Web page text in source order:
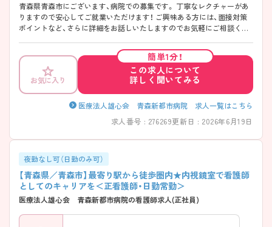
青森県青森市にございます、病院での募集です。 丁寧なレクチャーがあ
りますので安心してご就業いただけます！ ご興味ある方には、面接対策
ポイントなど、さらに詳細をお話しいたしますのでお気軽にご相談くだ
お気に入り
簡単1分！
この求人について
詳しく聞いてみる
医療法人雄心会 青森新都市病院 求人一覧はこちら
求人番号 : 276269更新日 : 2026年6月19日
夜勤なし可（日勤のみ可）
【青森県／青森市】最寄り駅から徒歩圏内★内視鏡室で看護師
としてのキャリアを＜正看護師・日勤常勤＞
医療法人雄心会 青森新都市病院の看護師求人(正社員)